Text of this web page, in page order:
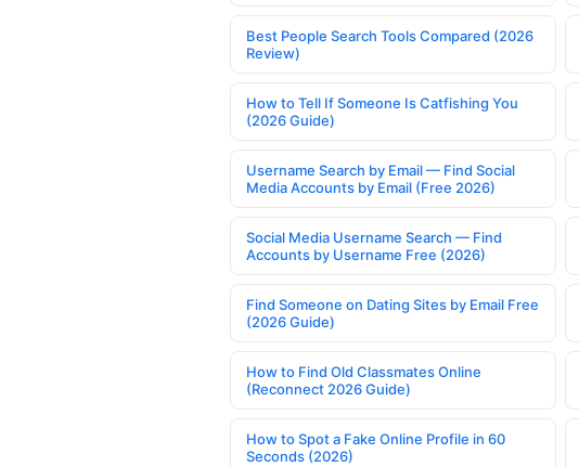
Best People Search Tools Compared (2026
Review)
How to Tell If Someone Is Catfishing You
(2026 Guide)
Username Search by Email — Find Social
Media Accounts by Email (Free 2026)
Social Media Username Search — Find
Accounts by Username Free (2026)
Find Someone on Dating Sites by Email Free
(2026 Guide)
How to Find Old Classmates Online
(Reconnect 2026 Guide)
How to Spot a Fake Online Profile in 60
Seconds (2026)